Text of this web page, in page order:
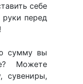
себе
руки перед
сумму вы
Можете
сувениры,